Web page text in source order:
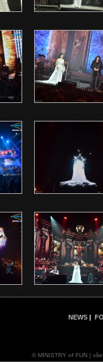
NEWS |
© MINISTRY of FUN |